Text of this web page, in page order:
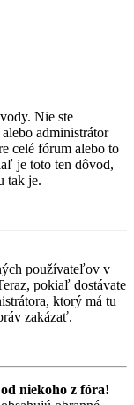
Nie ste
administrátor
celé fórum alebo to
je toto ten dôvod,
tak je.
používateľov v
pokiaľ dostávate
ktorý má tu
zakázať.
niekoho z fóra!